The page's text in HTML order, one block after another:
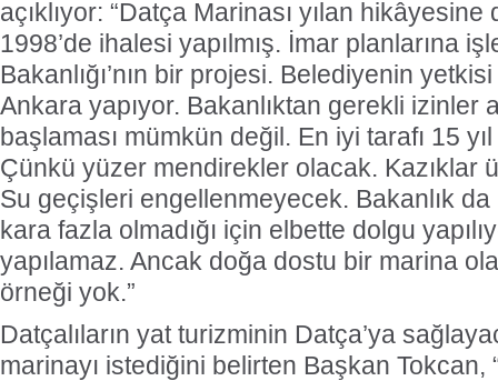
açıklıyor: “Datça Marinası yılan
1998’de ihalesi yapılmış. İmar planlarına
Bakanlığı’nın bir projesi. Belediyenin
Ankara yapıyor. Bakanlıktan gerekli izinler
başlaması mümkün değil. En iyi tarafı 15
Çünkü yüzer mendirekler olacak. Kazıklar
Su geçişleri engellenmeyecek. Bakanlık da
kara fazla olmadığı için elbette dolgu
yapılamaz. Ancak doğa dostu bir marina
örneği yok.”
Datçalıların yat turizminin Datça’ya
marinayı istediğini belirten Başkan Tokcan,